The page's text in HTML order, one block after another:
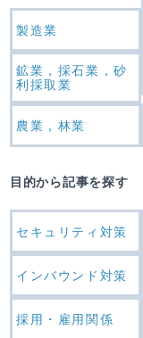
製造業
鉱業，採石業，砂
利採取業
農業，林業
目的から記事を探す
セキュリティ対策
インバウンド対策
採用・雇用関係